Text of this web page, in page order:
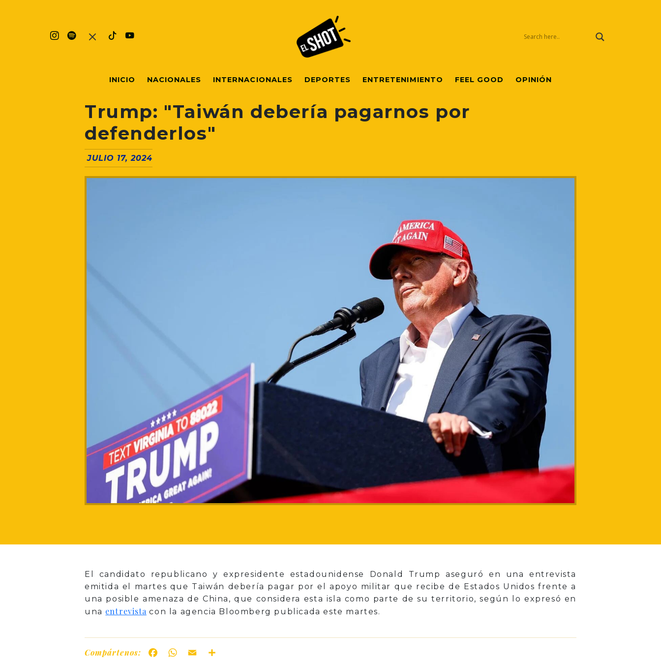
INICIO NACIONALES INTERNACIONALES DEPORTES ENTRETENIMIENTO FEEL GOOD OPINIÓN
Trump: "Taiwán debería pagarnos por
defenderlos"
JULIO 17, 2024
El candidato republicano y expresidente estadounidense Donald Trump aseguró en una entrevista
emitida el martes que Taiwán debería pagar por el apoyo militar que recibe de Estados Unidos frente a
una posible amenaza de China, que considera esta isla como parte de su territorio, según lo expresó en
una entrevistacon la agencia Bloomberg publicada este martes.
Compártenos: FacebookWhatsApp
Email